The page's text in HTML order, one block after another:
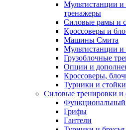
Мультистанции
тренажеры
Силовые рамы и
Кроссоверы и
Машины Смита
Мультистанции
Грузоблочные
Опции и
Кроссоверы,
Турники и стойки
Силовые тренировки и
Функциональный
Грифы
Гантели